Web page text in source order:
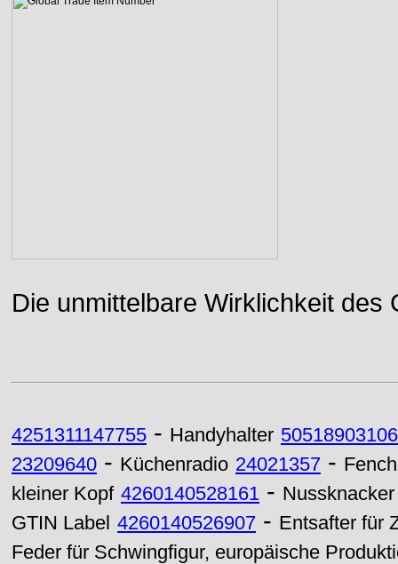
Die unmittelbare Wirklichkeit des
4251311147755 - Handyhalter
23209640 - Küchenradio 24021357 -
kleiner Kopf 4260140528161 -
GTIN Label 4260140526907 - Entsafter für
Feder für Schwingfigur, europäische